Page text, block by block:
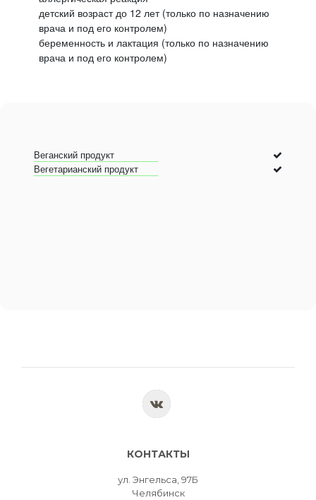
детский возраст до 12 лет (только по назначению
врача и под его контролем)
беременность и лактация (только по назначению
врача и под его контролем)
Веганский продукт
Вегетарианский продукт
КОНТАКТЫ
ул. Энгельса, 97Б
Челябинск